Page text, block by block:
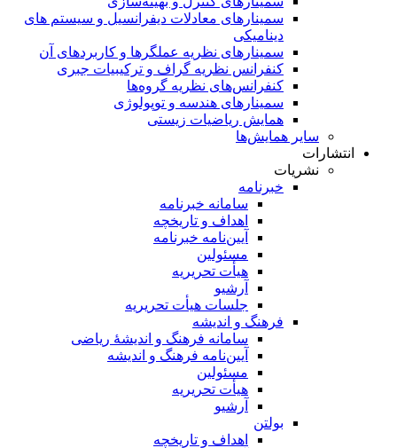
سمینارهای معادلات دیفرانسیل و سیستم های
دینامیکی
سمینار‌های نظریه عملگرها و کاربردهای آن
کنفرانس نظریه گراف و ترکیبیات جبری
کنفرانس‌های نظریه گروه‌ها
سمینار‌های هندسه و توپولوژی
همایش ریاضیات زیستی
سایر همایش‌ها
انتشارات
نشریات
خبرنامه
سامانه خبرنامه
اهداف و تاریخچه
آیین‌نامه خبرنامه
مسئولین
هیأت تحریریه
آرشیو
جلسات هیأت تحریریه
فرهنگ و اندیشه
سامانه فرهنگ و اندیشۀ ریاضی
آیین‌نامه فرهنگ و اندیشه
مسئولین
هیأت تحریریه
آرشیو
بولتن
اهداف و تاریخچه